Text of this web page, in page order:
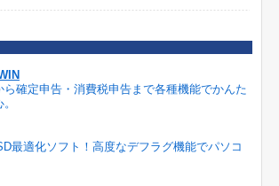
確定申告・消費税申告まで各種機能でかんた
最適化ソフト！高度なデフラグ機能でパソコ